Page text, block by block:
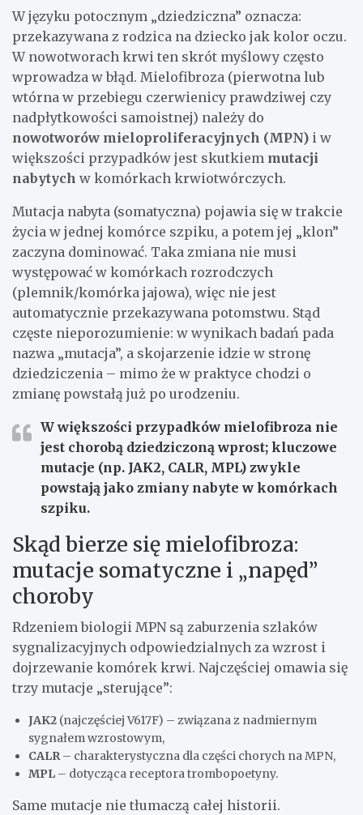
W języku potocznym „dziedziczna” oznacza:
przekazywana z rodzica na dziecko jak kolor oczu.
W nowotworach krwi ten skrót myślowy często
wprowadza w błąd. Mielofibroza (pierwotna lub
wtórna w przebiegu czerwienicy prawdziwej czy
nadpłytkowości samoistnej) należy do
nowotworów mieloproliferacyjnych (MPN) i w
większości przypadków jest skutkiem mutacji
nabytych w komórkach krwiotwórczych.
Mutacja nabyta (somatyczna) pojawia się w trakcie
życia w jednej komórce szpiku, a potem jej „klon”
zaczyna dominować. Taka zmiana nie musi
występować w komórkach rozrodczych
(plemnik/komórka jajowa), więc nie jest
automatycznie przekazywana potomstwu. Stąd
częste nieporozumienie: w wynikach badań pada
nazwa „mutacja”, a skojarzenie idzie w stronę
dziedziczenia – mimo że w praktyce chodzi o
zmianę powstałą już po urodzeniu.
W większości przypadków mielofibroza nie
jest chorobą dziedziczoną wprost; kluczowe
mutacje (np. JAK2, CALR, MPL) zwykle
powstają jako zmiany nabyte w komórkach
szpiku.
Skąd bierze się mielofibroza:
mutacje somatyczne i „napęd”
choroby
Rdzeniem biologii MPN są zaburzenia szlaków
sygnalizacyjnych odpowiedzialnych za wzrost i
dojrzewanie komórek krwi. Najczęściej omawia się
trzy mutacje „sterujące”:
JAK2 (najczęściej V617F) – związana z nadmiernym
sygnałem wzrostowym,
CALR– charakterystyczna dla części chorych na MPN,
MPL – dotycząca receptora trombopoetyny.
Same mutacje nie tłumaczą całej historii.